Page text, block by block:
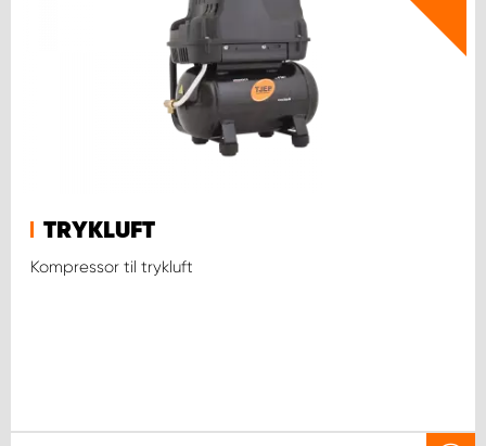
TRYKLUFT
Kompressor til trykluft